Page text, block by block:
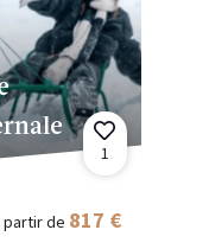
1
partir de 817 €